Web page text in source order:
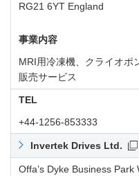
RG21 6YT England
事業内容
MRI用冷凍機、クライオポ
販売サービス
TEL
+44-1256-853333
Invertek Drives Ltd.
Offa’s Dyke Business